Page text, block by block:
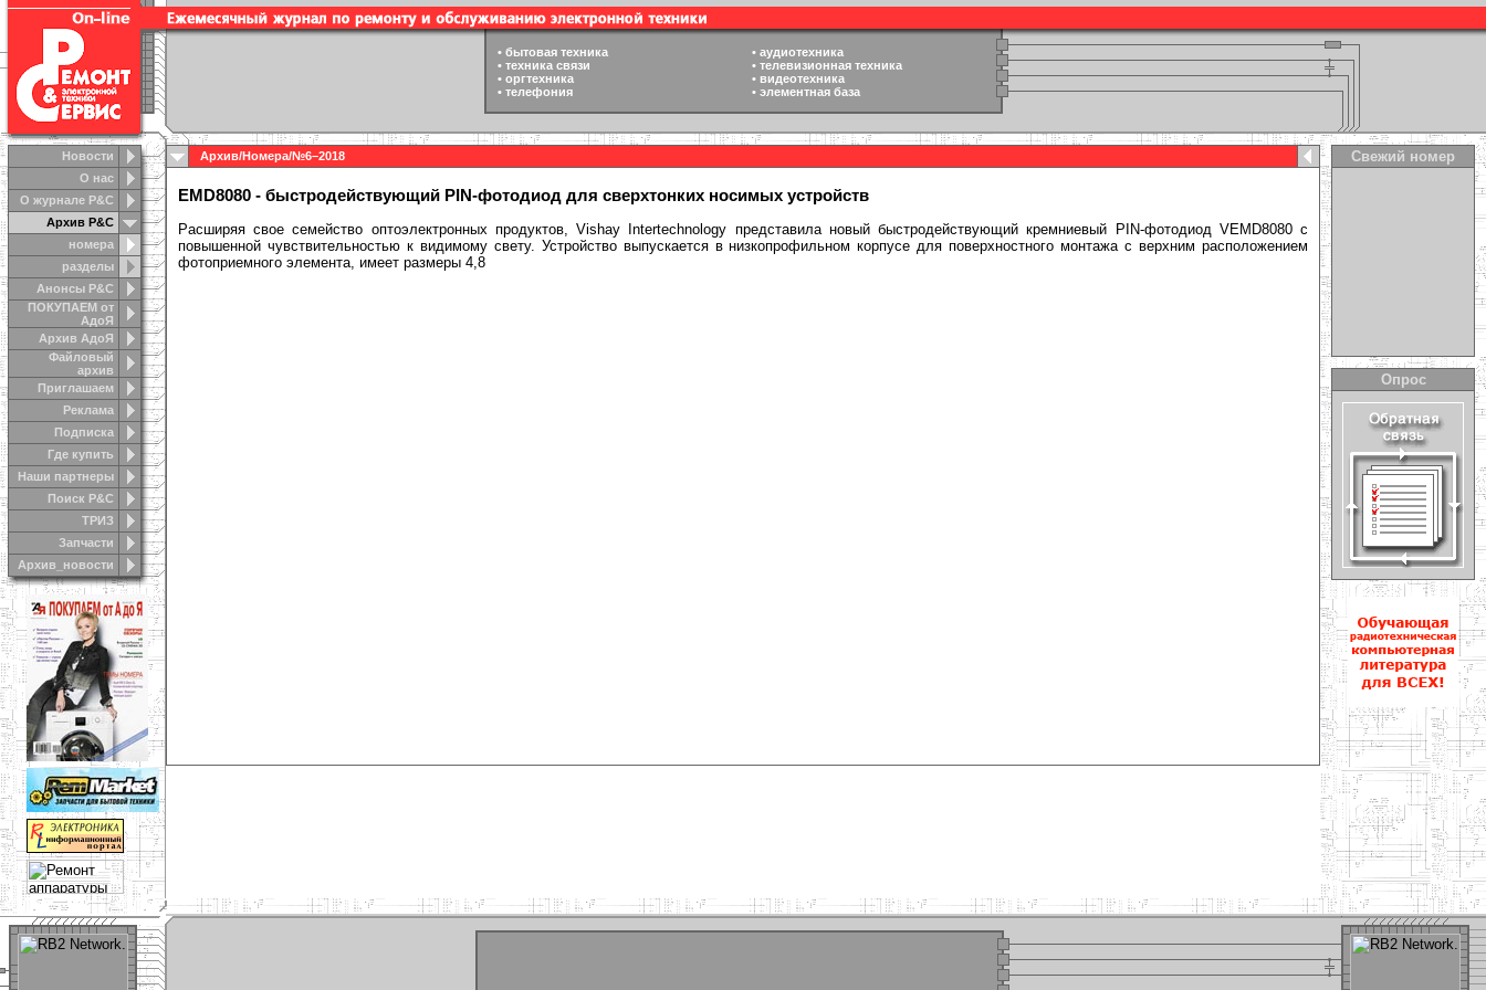
Новости
О нас
О журнале Р&С
Архив Р&С
номера
разделы
Анонсы Р&C
ПОКУПАЕМ от
АдоЯ
Архив АдоЯ
Файловый
архив
Приглашаем
Реклама
Подписка
Где купить
Наши партнеры
Поиск Р&С
ТРИЗ
Запчасти
Архив_новости
• бытовая техника • аудиотехника
• техника связи • телевизионная техника
• оргтехника • видеотехника
• телефония • элементная база
Архив/Номера/№6–2018
EMD8080 - быстродействующий PIN-фотодиод для сверхтонких носимых устройств
Расширяя свое семейство оптоэлектронных продуктов, Vishay Intertechnology представила новый быстродействующий кремниевый PIN-фотодиод VEMD8080 с
повышенной чувствительностью к видимому свету. Устройство выпускается в низкопрофильном корпусе для поверхностного монтажа с верхним расположением
фотоприемного элемента, имеет размеры 4,8
Свежий номер
Опрос